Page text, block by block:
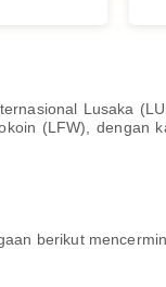
Lusaka
(LFW), dengan
berikut